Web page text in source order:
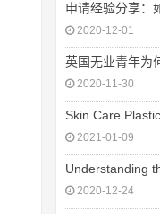
申请经验分享：
2020-12-01
英国无业青年为
2020-11-30
Skin Care
2021-01-09
Understanding
2020-12-24